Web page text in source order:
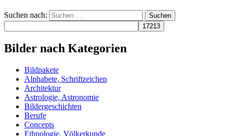
Suchen nach:
Bilder nach Kategorien
Bildpakete
Alphabete, Schriftzeichen
Architektur
Astrologie, Astronomie
Bildergeschichten
Berufe
Concepts
Ethnologie, Völkerkunde